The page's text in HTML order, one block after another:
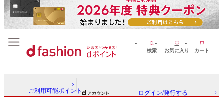
検索 お気に入り カート
ご利用可能ポイント ログイン/発行する